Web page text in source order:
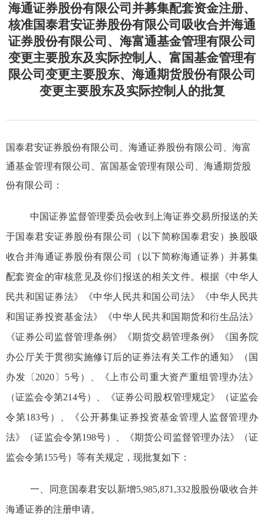
海通证券股份有限公司并募集配套资金注册、
核准国泰君安证券股份有限公司吸收合并海通
证券股份有限公司、海富通基金管理有限公司
变更主要股东及实际控制人、富国基金管理有
限公司变更主要股东、海通期货股份有限公司
变更主要股东及实际控制人的批复
国泰君安证券股份有限公司、海通证券股份有限公司、海富
通基金管理有限公司、富国基金管理有限公司、海通期货股
份有限公司
：
中国证券监督管理委员会收到上海证券交易所报送的关
于国泰君安证券股份有限公司 （以下简称国泰君安）换股吸
收合并海通证券股份有限公司
（ 以下简称海通证券 ）并募集
配套资金的审核意见及你们报送的相关文件。 根据《中华人
民共和国证券法》《中华人民共和国公司法》
《中华人民共
和国证券投资基金法》《中华人民共和国期货和衍生品法》
《证券公司监督管理条例》
《期货交易管理条例》《国务院
办公厅关于贯彻实施修订后的证券法有关工作的通知》（国
办发〔2020 〕 5号）、
《上市公司重大资产重组管理办法》
（证监会令第214号） 、《证券公司股权管理规定》（证监会
令第183号）、《公开募集证券投资基金管理人监督管理办
法》（证监会令第198号）、
《期货公司监督管理办法》（证
监会令第155号） 等有关规定 ，现批复如下：
一、同意 国泰君安以新增5,985,871,332股股份吸收合并
海通证券的注册申请。